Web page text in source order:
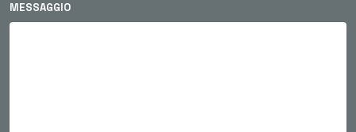
MESSAGGIO